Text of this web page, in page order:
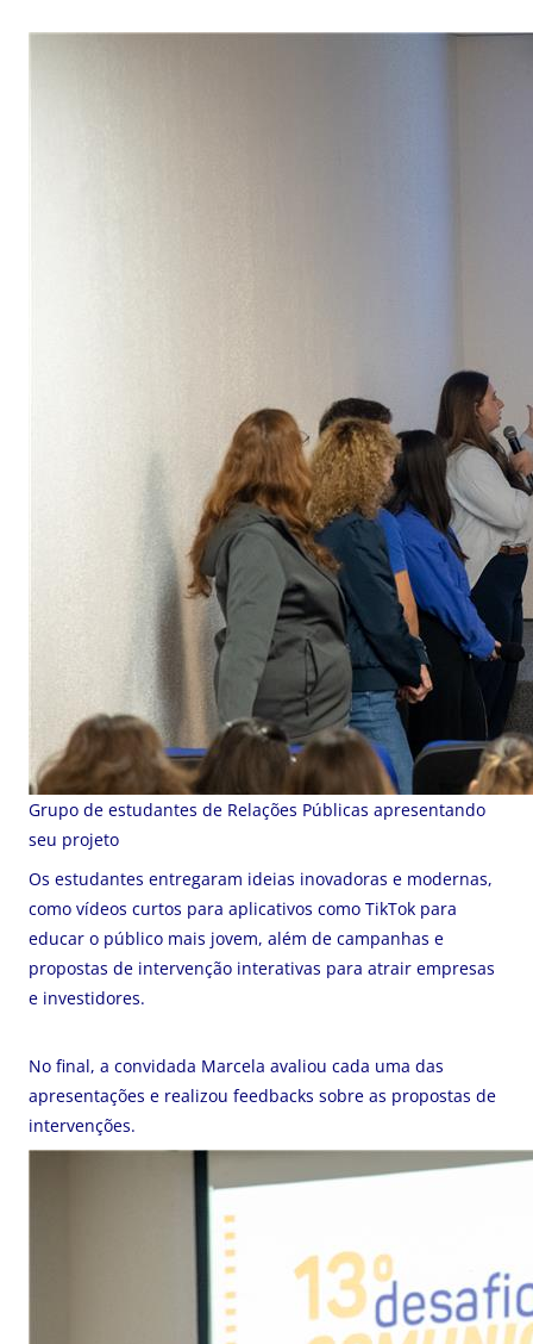
Grupo de estudantes de Relações Públicas apresentando
seu projeto
Os estudantes entregaram ideias inovadoras e modernas,
como vídeos curtos para aplicativos como TikTok para
educar o público mais jovem, além de campanhas e
propostas de intervenção interativas para atrair empresas
e investidores.
No final, a convidada Marcela avaliou cada uma das
apresentações e realizou feedbacks sobre as propostas de
intervenções.